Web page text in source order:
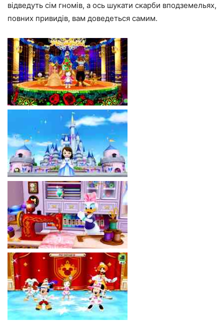
відведуть сім гномів, а ось шукати скарби вподземельях,
повних привидів, вам доведеться самим.